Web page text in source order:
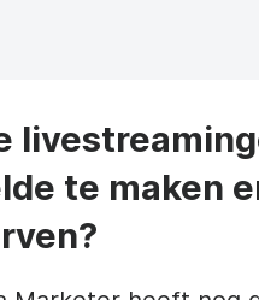
te maken